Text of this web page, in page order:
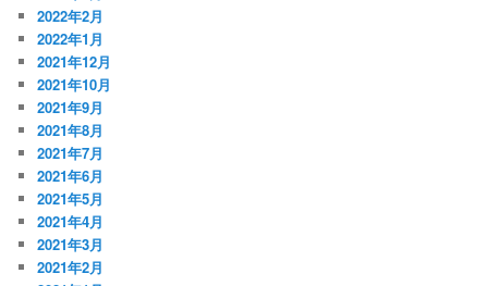
2022年2月
2022年1月
2021年12月
2021年10月
2021年9月
2021年8月
2021年7月
2021年6月
2021年5月
2021年4月
2021年3月
2021年2月